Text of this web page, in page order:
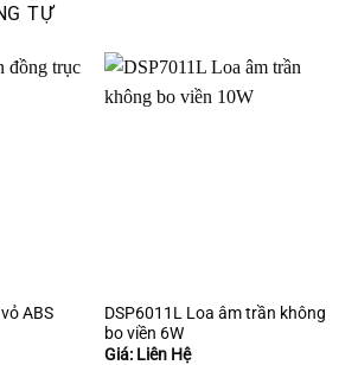
TỰ
ABS
DSP6011L Loa âm trần không
bo viền 6W
Giá: Liên Hệ